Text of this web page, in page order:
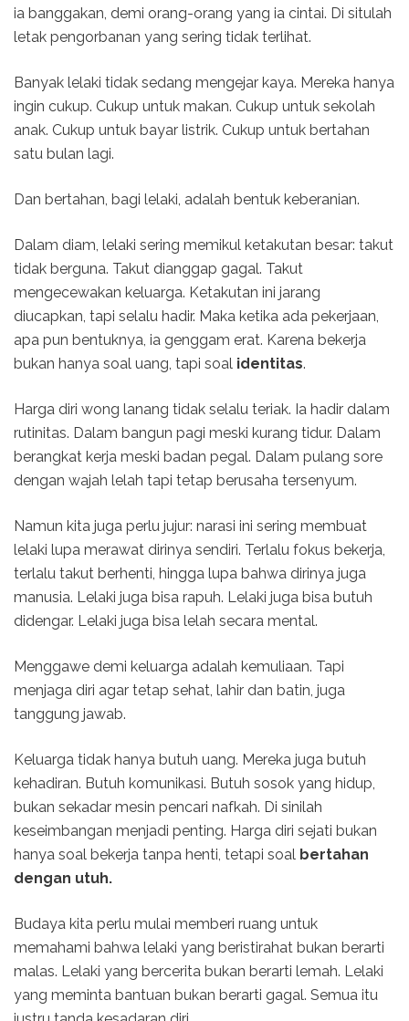
ia banggakan, demi orang-orang yang ia cintai. Di situlah
letak pengorbanan yang sering tidak terlihat.
Banyak lelaki tidak sedang mengejar kaya. Mereka hanya
ingin cukup. Cukup untuk makan. Cukup untuk sekolah
anak. Cukup untuk bayar listrik. Cukup untuk bertahan
satu bulan lagi.
Dan bertahan, bagi lelaki, adalah bentuk keberanian.
Dalam diam, lelaki sering memikul ketakutan besar: takut
tidak berguna. Takut dianggap gagal. Takut
mengecewakan keluarga. Ketakutan ini jarang
diucapkan, tapi selalu hadir. Maka ketika ada pekerjaan,
apa pun bentuknya, ia genggam erat. Karena bekerja
bukan hanya soal uang, tapi soal identitas.
Harga diri wong lanang tidak selalu teriak. Ia hadir dalam
rutinitas. Dalam bangun pagi meski kurang tidur. Dalam
berangkat kerja meski badan pegal. Dalam pulang sore
dengan wajah lelah tapi tetap berusaha tersenyum.
Namun kita juga perlu jujur: narasi ini sering membuat
lelaki lupa merawat dirinya sendiri. Terlalu fokus bekerja,
terlalu takut berhenti, hingga lupa bahwa dirinya juga
manusia. Lelaki juga bisa rapuh. Lelaki juga bisa butuh
didengar. Lelaki juga bisa lelah secara mental.
Menggawe demi keluarga adalah kemuliaan. Tapi
menjaga diri agar tetap sehat, lahir dan batin, juga
tanggung jawab.
Keluarga tidak hanya butuh uang. Mereka juga butuh
kehadiran. Butuh komunikasi. Butuh sosok yang hidup,
bukan sekadar mesin pencari nafkah. Di sinilah
keseimbangan menjadi penting. Harga diri sejati bukan
hanya soal bekerja tanpa henti, tetapi soal bertahan
dengan utuh.
Budaya kita perlu mulai memberi ruang untuk
memahami bahwa lelaki yang beristirahat bukan berarti
malas. Lelaki yang bercerita bukan berarti lemah. Lelaki
yang meminta bantuan bukan berarti gagal. Semua itu